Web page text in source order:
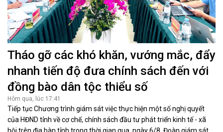
Tháo gỡ các khó khăn, vướng mắc, đẩy
nhanh tiến độ đưa chính sách đến với
đồng bào dân tộc thiểu số
Hôm qua, lúc 17:41
Tiếp tục Chương trình giám sát việc thực hiện một số nghị quyết
của HĐND tỉnh về cơ chế, chính sách đầu tư phát triển kinh tế - xã